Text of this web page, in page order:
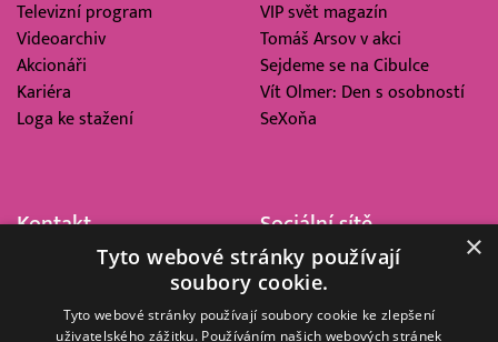
Televizní program
Videoarchiv
Akcionáři
Kariéra
Loga ke stažení
VIP svět magazín
Tomáš Arsov v akci
Sejdeme se na Cibulce
Vít Olmer: Den s osobností
SeXoňa
Kontakt
Barrandov Televizní Studio,
Kříženeckého nám. 322
Sociální sítě
×
Tyto webové stránky používají
soubory cookie.
Tyto webové stránky používají soubory cookie ke zlepšení
uživatelského zážitku. Používáním našich webových stránek